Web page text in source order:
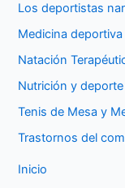
Los deportistas
Medicina deportiva
Natación
Nutrición y deporte
Tenis de Mesa y
Trastornos del
Inicio